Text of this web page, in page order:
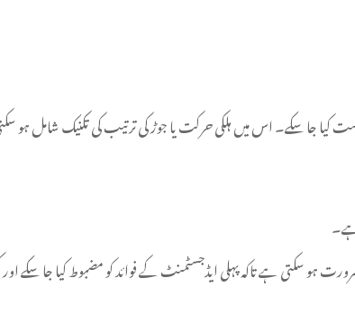
کیا جا سکے۔ اس میں ہلکی حرکت یا جوڑ کی ترتیب کی تکنیک شامل ہو
ہو سکتی ہے تاکہ پہلی ایڈجسٹمنٹ کے فوائد کو مضبوط کیا جا سکے